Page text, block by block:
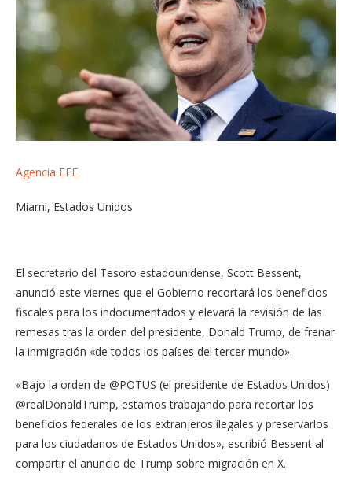
Agencia EFE
Miami, Estados Unidos
El secretario del Tesoro estadounidense, Scott Bessent,
anunció este viernes que el Gobierno recortará los beneficios
fiscales para los indocumentados y elevará la revisión de las
remesas tras la orden del presidente, Donald Trump, de frenar
la inmigración «de todos los países del tercer mundo».
«Bajo la orden de @POTUS (el presidente de Estados Unidos)
@realDonaldTrump, estamos trabajando para recortar los
beneficios federales de los extranjeros ilegales y preservarlos
para los ciudadanos de Estados Unidos», escribió Bessent al
compartir el anuncio de Trump sobre migración en X.